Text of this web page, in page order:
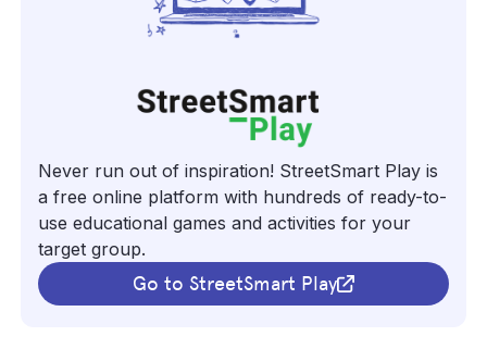
Never run out of inspiration! StreetSmart Play is
a free online platform with hundreds of ready-to-
use educational games and activities for your
target group.
Go to StreetSmart Play